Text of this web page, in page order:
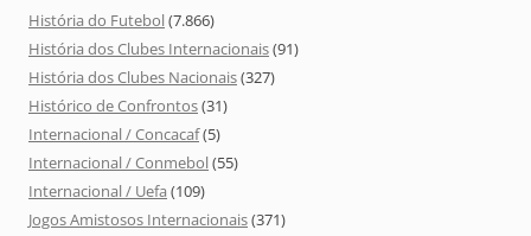
História do Futebol(7.866)
História dos Clubes Internacionais(91)
História dos Clubes Nacionais(327)
Histórico de Confrontos(31)
Internacional / Concacaf(5)
Internacional / Conmebol(55)
Internacional / Uefa (109)
Jogos Amistosos Internacionais(371)